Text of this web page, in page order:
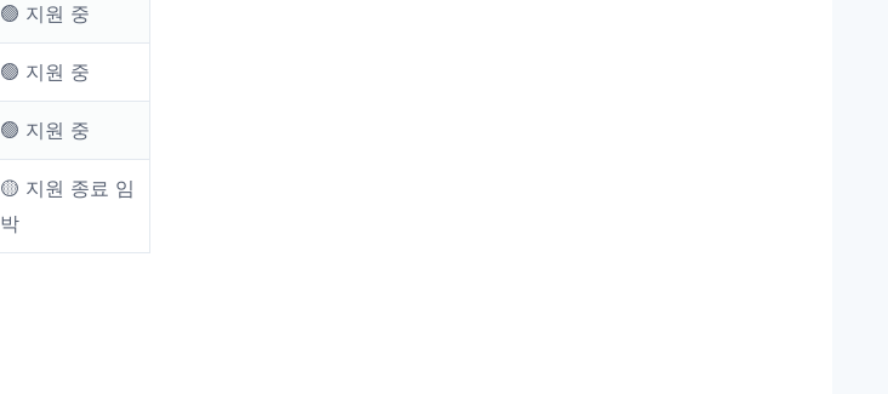
🟢 지원 중
🟢 지원 중
🟢 지원 중
🟡 지원 종료 임
박